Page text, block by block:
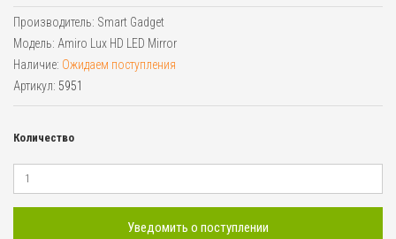
Производитель: Smart Gadget
Модель: Amiro Lux HD LED Mirror
Наличие: Ожидаем поступления
Артикул: 5951
Количество
Уведомить о поступлении